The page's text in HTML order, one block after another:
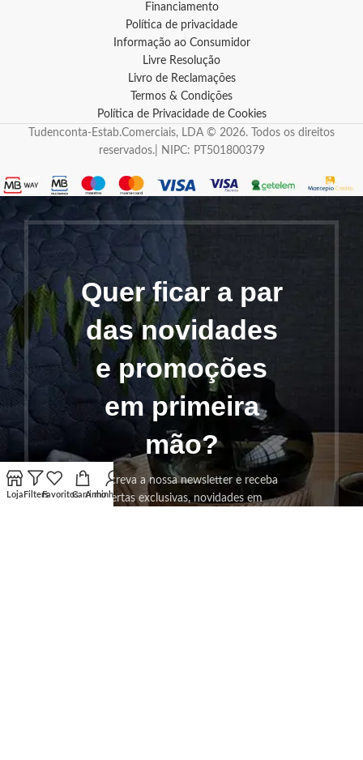
Financiamento
Política de privacidade
Informação ao Consumidor
Livre Resolução
Livro de Reclamações
Termos & Condições
Política de Privacidade de Cookies
Tudenconta-Estab.Comerciais, LDA © 2026. Todos os direitos
reservados.| NIPC: PT501800379
Quer ficar a par
das novidades
e promoções
em primeira
mão?
Subscreva a nossa newsletter e receba
ofertas exclusivas, novidades em
Loja FiltersFavoritosCarrinho
A minha conta